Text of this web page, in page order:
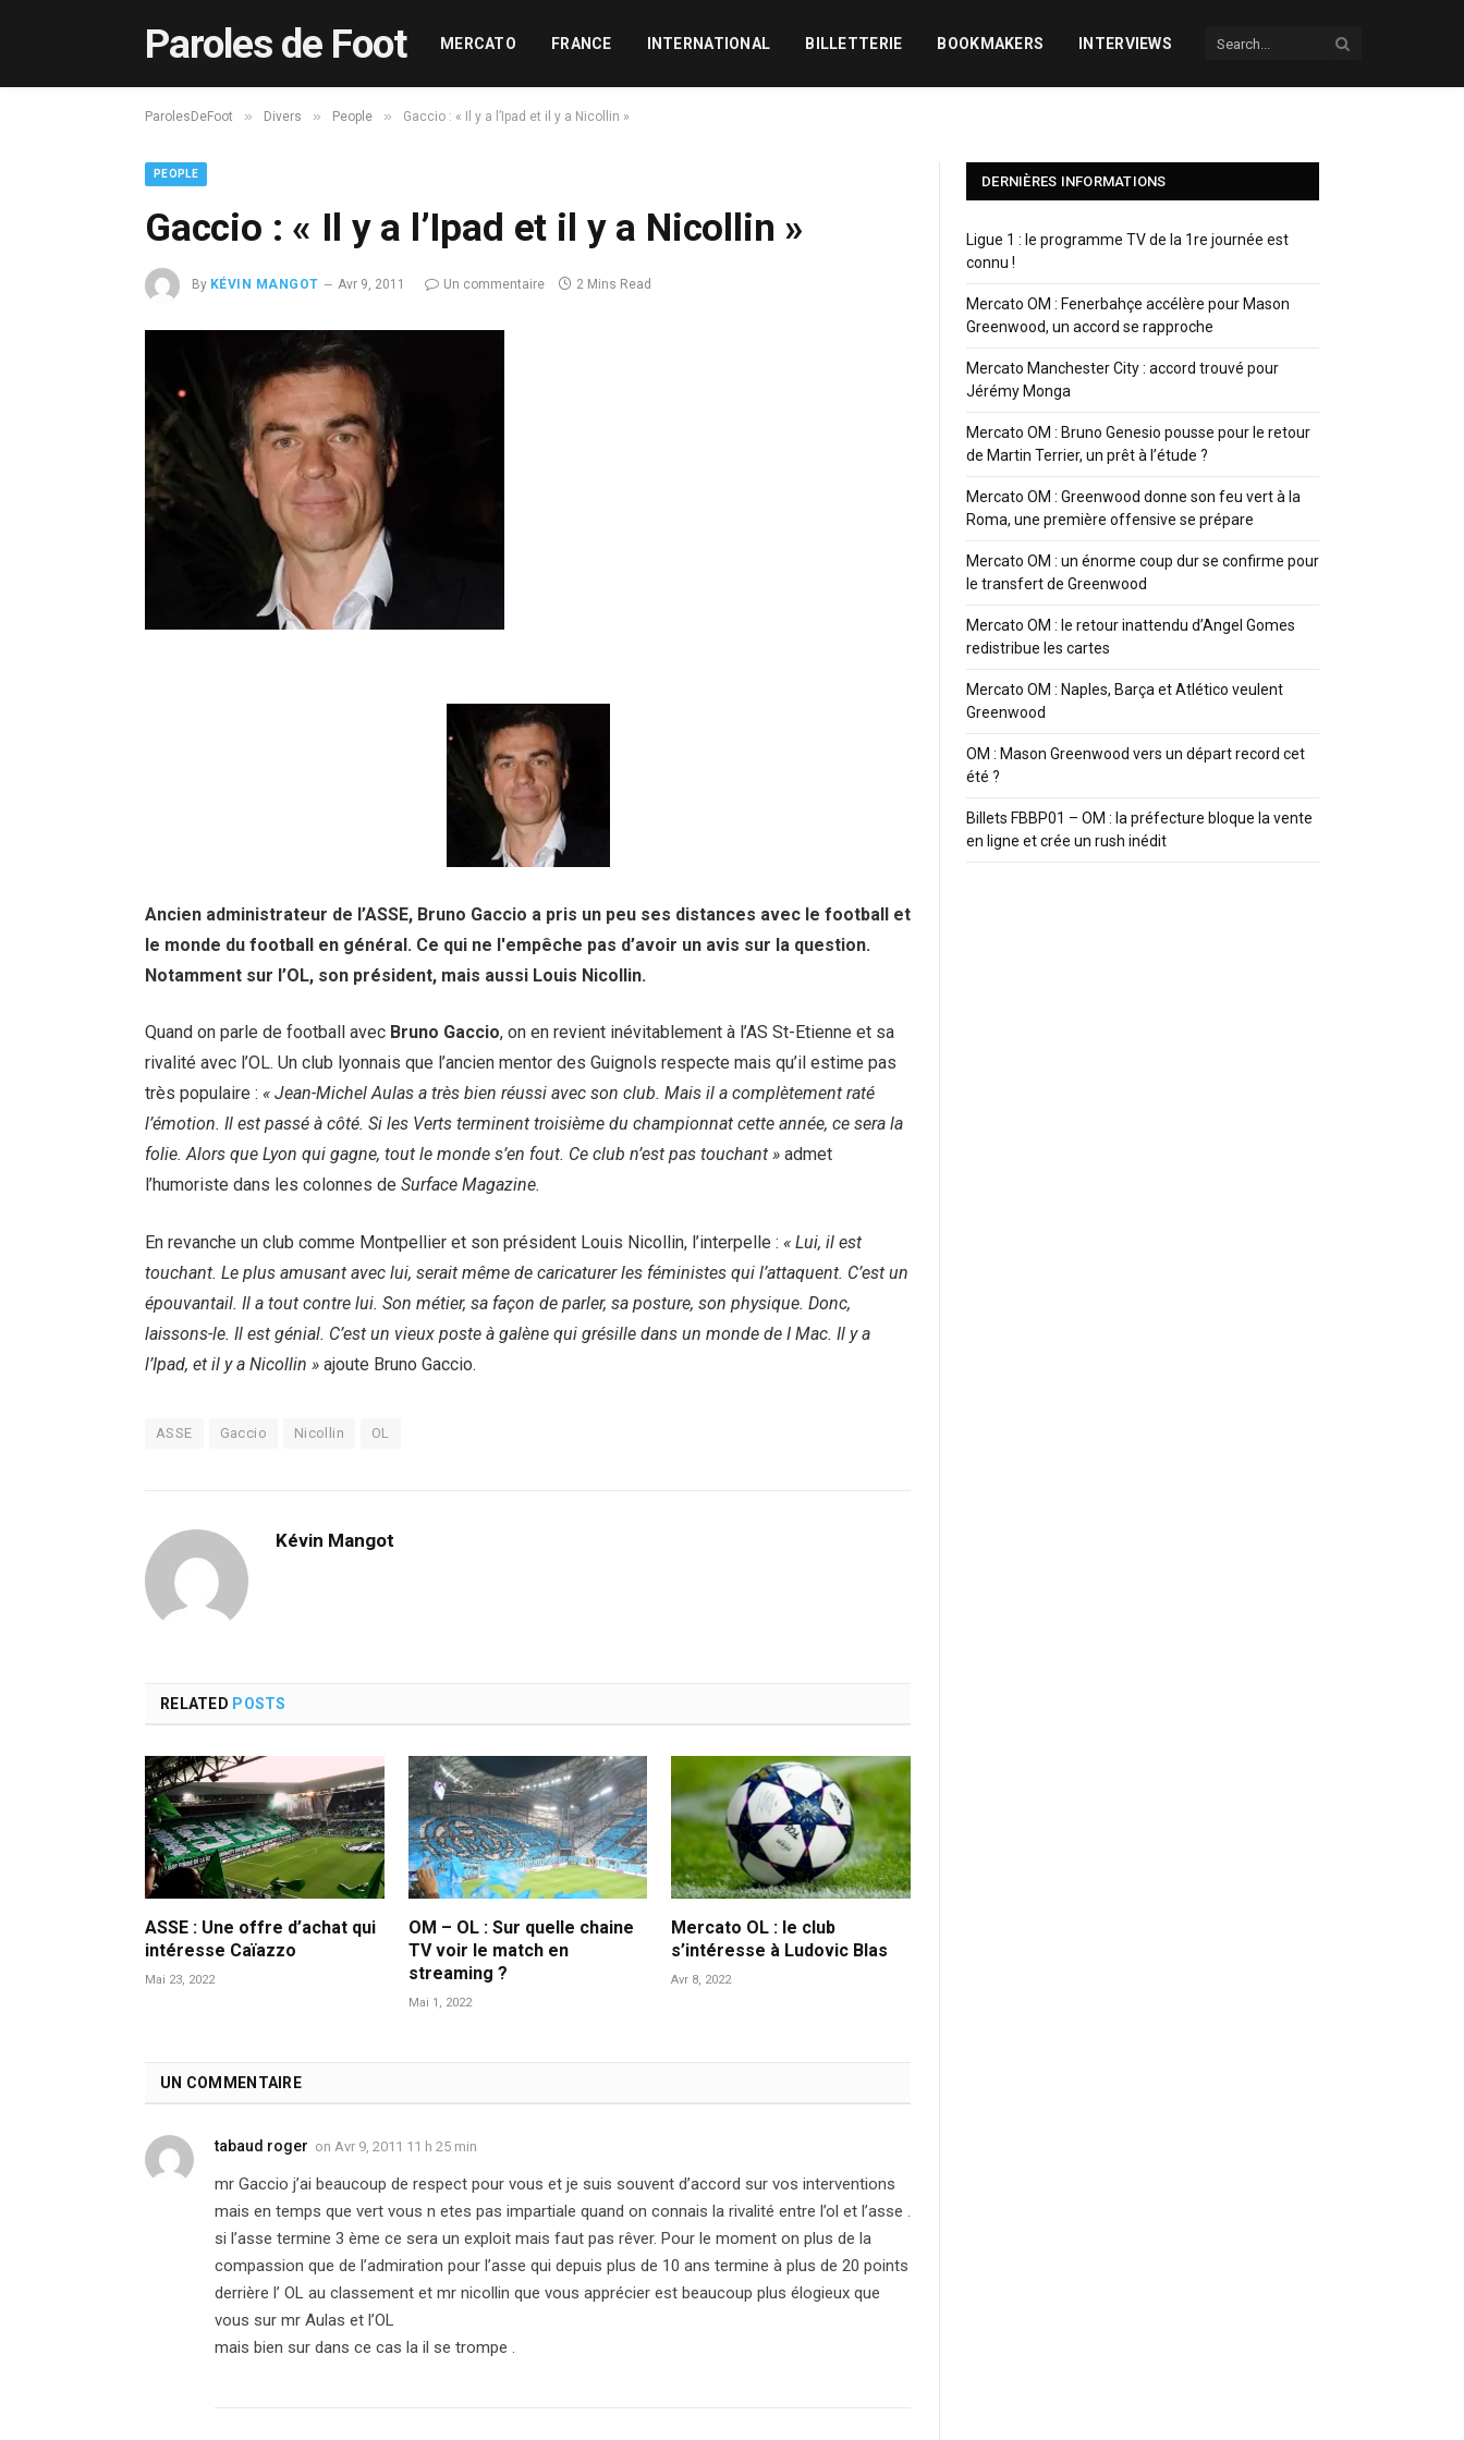
Paroles de Foot MERCATO FRANCE INTERNATIONAL BILLETTERIE BOOKMAKERS INTERVIEWS
ParolesDeFoot » Divers » People » Gaccio : « Il y a l’Ipad et il y a Nicollin »
PEOPLE
Gaccio : « Il y a l’Ipad et il y a Nicollin »
By KÉVIN MANGOT Avr 9, 2011 Un commentaire 2 Mins Read
Ancien administrateur de l’ASSE, Bruno Gaccio a pris un peu ses distances avec le football et
le monde du football en général. Ce qui ne l'empêche pas d’avoir un avis sur la question.
Notamment sur l’OL, son président, mais aussi Louis Nicollin.
Quand on parle de football avec Bruno Gaccio, on en revient inévitablement à l’AS St-Etienne et sa
rivalité avec l’OL. Un club lyonnais que l’ancien mentor des Guignols respecte mais qu’il estime pas
très populaire : « Jean-Michel Aulas a très bien réussi avec son club. Mais il a complètement raté
l’émotion. Il est passé à côté. Si les Verts terminent troisième du championnat cette année, ce sera la
folie. Alors que Lyon qui gagne, tout le monde s’en fout. Ce club n’est pas touchant » admet
l’humoriste dans les colonnes de Surface Magazine.
En revanche un club comme Montpellier et son président Louis Nicollin, l’interpelle : « Lui, il est
touchant. Le plus amusant avec lui, serait même de caricaturer les féministes qui l’attaquent. C’est un
épouvantail. Il a tout contre lui. Son métier, sa façon de parler, sa posture, son physique. Donc,
laissons-le. Il est génial. C’est un vieux poste à galène qui grésille dans un monde de I Mac. Il y a
l’Ipad, et il y a Nicollin » ajoute Bruno Gaccio.
ASSE Gaccio Nicollin OL
Kévin Mangot
RELATED POSTS
ASSE : Une offre d’achat qui
intéresse Caïazzo
Mai 23, 2022
OM – OL : Sur quelle chaine
TV voir le match en
streaming ?
Mai 1, 2022
Mercato OL : le club
s’intéresse à Ludovic Blas
Avr 8, 2022
UN COMMENTAIRE
tabaud roger on Avr 9, 2011 11 h 25 min
mr Gaccio j’ai beaucoup de respect pour vous et je suis souvent d’accord sur vos interventions
mais en temps que vert vous n etes pas impartiale quand on connais la rivalité entre l’ol et l’asse .
si l’asse termine 3 ème ce sera un exploit mais faut pas rêver. Pour le moment on plus de la
compassion que de l’admiration pour l’asse qui depuis plus de 10 ans termine à plus de 20 points
derrière l’ OL au classement et mr nicollin que vous apprécier est beaucoup plus élogieux que
vous sur mr Aulas et l’OL
mais bien sur dans ce cas la il se trompe .
DERNIÈRES INFORMATIONS
Ligue 1 : le programme TV de la 1re journée est
connu !
Mercato OM : Fenerbahçe accélère pour Mason
Greenwood, un accord se rapproche
Mercato Manchester City : accord trouvé pour
Jérémy Monga
Mercato OM : Bruno Genesio pousse pour le retour
de Martin Terrier, un prêt à l’étude ?
Mercato OM : Greenwood donne son feu vert à la
Roma, une première offensive se prépare
Mercato OM : un énorme coup dur se confirme pour
le transfert de Greenwood
Mercato OM : le retour inattendu d’Angel Gomes
redistribue les cartes
Mercato OM : Naples, Barça et Atlético veulent
Greenwood
OM : Mason Greenwood vers un départ record cet
été ?
Billets FBBP01 – OM : la préfecture bloque la vente
en ligne et crée un rush inédit